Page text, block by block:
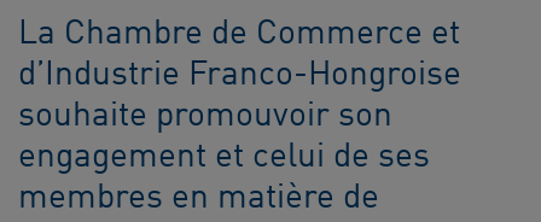
La Chambre de Commerce et
d’Industrie Franco-Hongroise
souhaite promouvoir son
engagement et celui de ses
membres en matière de